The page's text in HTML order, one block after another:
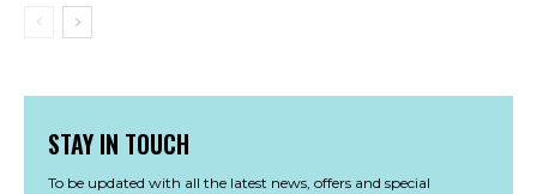
STAY IN TOUCH
To be updated with all the latest news, offers and special